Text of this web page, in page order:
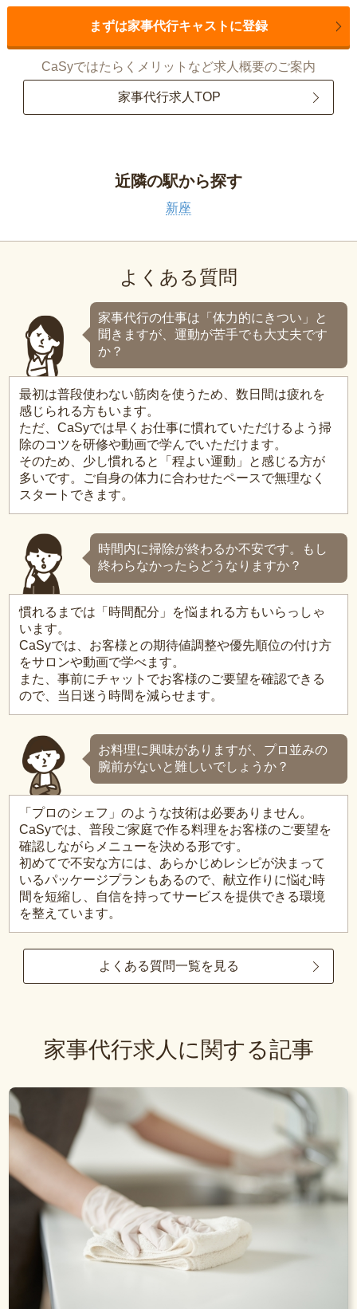
まずは家事代行キャストに登録
CaSyではたらくメリットなど求人概要のご案内
家事代行求人TOP
近隣の駅から探す
新座
よくある質問
家事代行の仕事は「体力的にきつい」と
聞きますが、運動が苦手でも大丈夫です
か？
最初は普段使わない筋肉を使うため、数日間は疲れを
感じられる方もいます。
ただ、CaSyでは早くお仕事に慣れていただけるよう掃
除のコツを研修や動画で学んでいただけます。
そのため、少し慣れると「程よい運動」と感じる方が
多いです。ご自身の体力に合わせたペースで無理なく
スタートできます。
時間内に掃除が終わるか不安です。もし
終わらなかったらどうなりますか？
慣れるまでは「時間配分」を悩まれる方もいらっしゃ
います。
CaSyでは、お客様との期待値調整や優先順位の付け方
をサロンや動画で学べます。
また、事前にチャットでお客様のご要望を確認できる
ので、当日迷う時間を減らせます。
お料理に興味がありますが、プロ並みの
腕前がないと難しいでしょうか？
「プロのシェフ」のような技術は必要ありません。
CaSyでは、普段ご家庭で作る料理をお客様のご要望を
確認しながらメニューを決める形です。
初めてで不安な方には、あらかじめレシピが決まって
いるパッケージプランもあるので、献立作りに悩む時
間を短縮し、自信を持ってサービスを提供できる環境
を整えています。
よくある質問一覧を見る
家事代行求人に関する記事